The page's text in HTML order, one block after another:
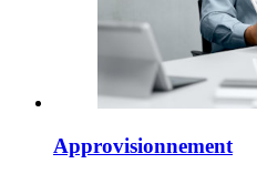
Approvisionnement